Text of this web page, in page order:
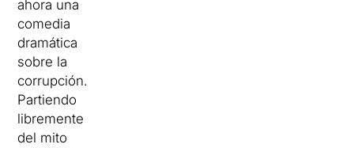
ahora una
comedia
dramática
sobre la
corrupción.
Partiendo
libremente
del mito